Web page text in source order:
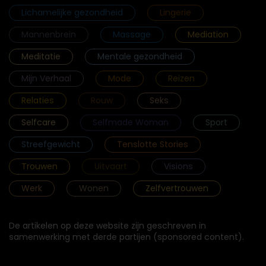
Lichamelijke gezondheid
Lingerie
Mannenbrein
Massage
Mediation
Meditatie
Mentale gezondheid
Mijn Verhaal
Mode
Reizen
Relaties
Rouw
Seks
Selfcare
Selfmade Woman
Sport
Streefgewicht
Tenslotte Stories
Trouwen
Uitvaart
Visions
Werk
Wonen Zelfvertrouwen
De artikelen op deze website zijn geschreven in
samenwerking met derde partijen (sponsored content).